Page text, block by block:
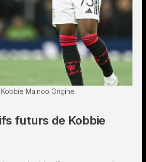
Kobbie Mainoo Origine
futurs de Kobbie